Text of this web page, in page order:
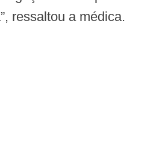
ressaltou a médica.